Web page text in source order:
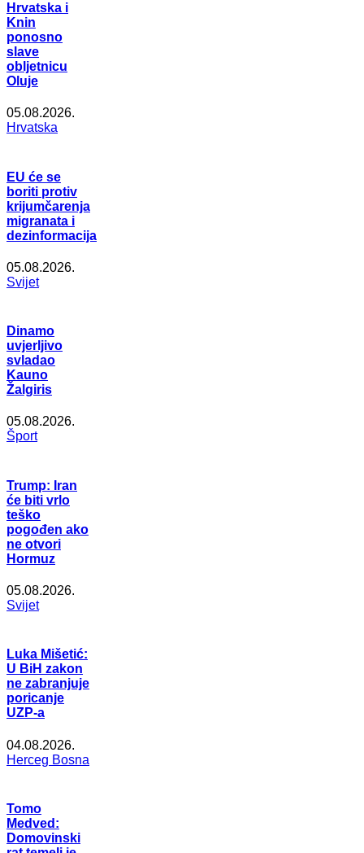
Hrvatska i
Knin
ponosno
slave
obljetnicu
Oluje
05.08.2026.
Hrvatska
EU će se
boriti protiv
krijumčarenja
migranata i
dezinformacija
05.08.2026.
Svijet
Dinamo
uvjerljivo
svladao
Kauno
Žalgiris
05.08.2026.
Šport
Trump: Iran
će biti vrlo
teško
pogođen ako
ne otvori
Hormuz
05.08.2026.
Svijet
Luka Mišetić:
U BiH zakon
ne zabranjuje
poricanje
UZP-a
04.08.2026.
Herceg Bosna
Tomo
Medved:
Domovinski